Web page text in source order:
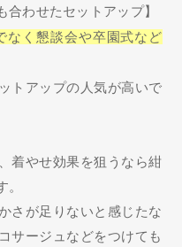
わせたセットアップ】
なく懇談会や卒園式など
トアップの人気が高いで
着やせ効果を狙うなら紺
さが足りないと感じたな
サージュなどをつけても